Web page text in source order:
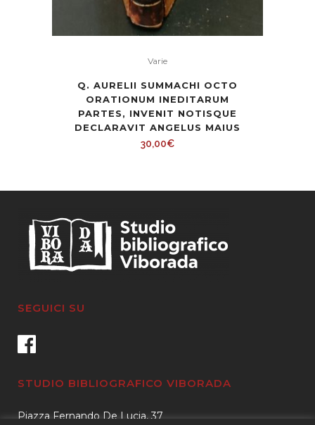
Varie
Q. AURELII SUMMACHI OCTO
ORATIONUM INEDITARUM
PARTES, INVENIT NOTISQUE
DECLARAVIT ANGELUS MAIUS
30,00€
SEGUICI SU
STUDIO BIBLIOGRAFICO VIBORADA
Piazza Fernando De Lucia, 37